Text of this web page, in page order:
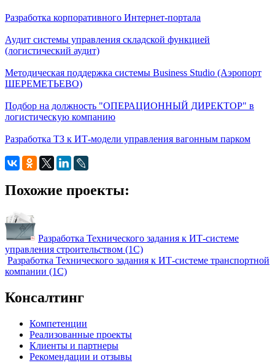
Разработка корпоративного Интернет-портала
Аудит системы управления складской функцией
(логистический аудит)
Методическая поддержка системы Business Studio (Аэропорт
ШЕРЕМЕТЬЕВО)
Подбор на должность "ОПЕРАЦИОННЫЙ ДИРЕКТОР" в
логистическую компанию
Разработка ТЗ к ИТ-модели управления вагонным парком
Похожие проекты:
Разработка Технического задания к ИТ-системе
управления строительством (1С)
Разработка Технического задания к ИТ-системе транспортной
компании (1С)
Консалтинг
Компетенции
Реализованные проекты
Клиенты и партнеры
Рекомендации и отзывы